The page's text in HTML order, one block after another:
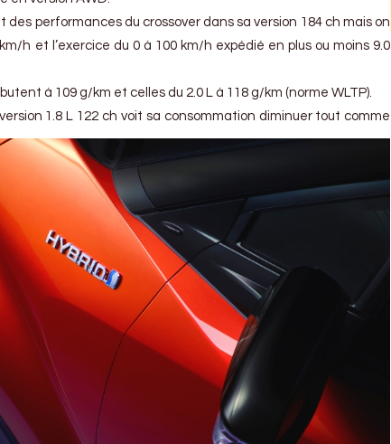
performances du crossover dans sa version 184 ch mais on
h et l’exercice du 0 à 100 km/h expédié en plus ou moins 9.0
à 109 g/km et celles du 2.0 L à 118 g/km (norme WLTP).
1.8 L 122 ch voit sa consommation diminuer tout comme